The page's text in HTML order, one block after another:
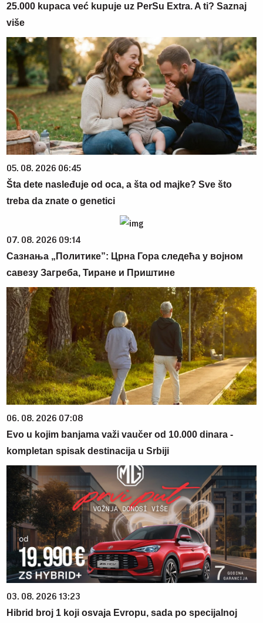
25.000 kupaca već kupuje uz PerSu Extra. A ti? Saznaj
više
05. 08. 2026 06:45
Šta dete nasleđuje od oca, a šta od majke? Sve što
treba da znate o genetici
07. 08. 2026 09:14
Сазнања „Политике”: Црна Гора следећа у војном
савезу Загреба, Тиране и Приштине
06. 08. 2026 07:08
Evo u kojim banjama važi vaučer od 10.000 dinara -
kompletan spisak destinacija u Srbiji
03. 08. 2026 13:23
Hibrid broj 1 koji osvaja Evropu, sada po specijalnoj